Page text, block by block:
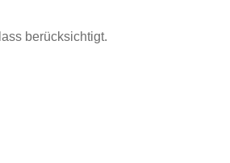
berücksichtigt.